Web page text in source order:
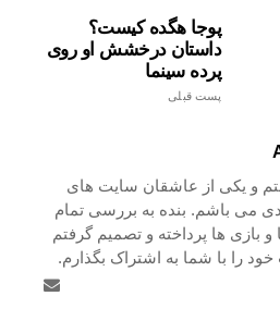
پوجا هگده کیست؟
داستان درخشش او روی
پرده سینما
پست قبلی
و یکی از عاشقان سایت های
می باشم. بنده به بررسی تمام
بازی ها پرداخته و تصمیم گرفتم
خود را با شما به اشتراک بگذارم.